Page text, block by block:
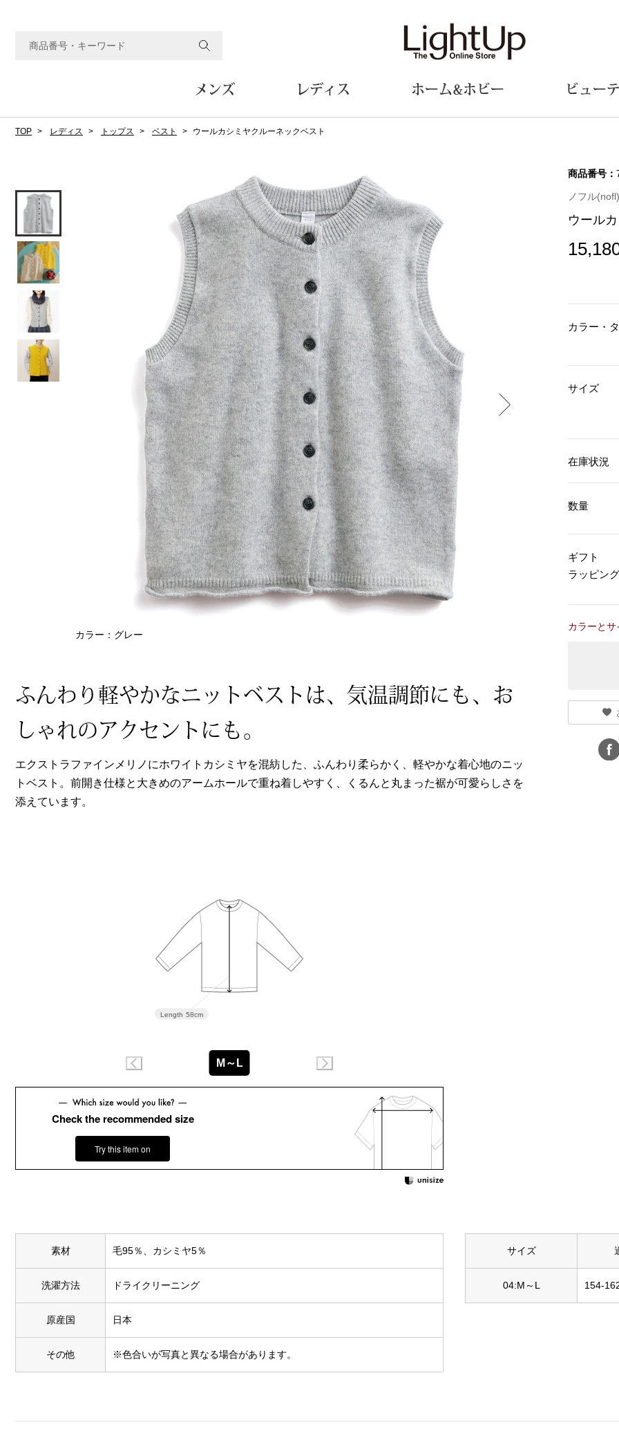
メンズ
ジャケット
コート
ブルゾン
その他
トップス
Tシャツ／カットソー
ポロシャツ
シャツ
トレーナー／パーカ
ルーム･アンダーウェア
ルームウェア／パジャマ
アンダーウェア
その他
バッグ
トートバッグ
ハンドバッグ
ショルダーバッグ
ブリーフケース
クラッチバッグ
ボディバッグ
リュック･バックパック
ボストンバッグ
スーツケース／キャリーバッグ
その他
シューズ
スリップオン
レースアップ
スニーカー
ブーツ
サンダル
その他
財布／コインケース
革小物
ポーチ
その他
ウオッチ／アクセサリー
ウオッチ
ネックレス
ブレスレット
その他
ファッション雑貨
帽子
ネクタイ
マフラー／スヌード
スカーフ／ストール
手袋
ベルト
靴下
サングラス／メガネ
傘／日傘
その他
和装
その他
その他
レディス
ジャケット
コート
ブルゾン
その他
トップス
Tシャツ／カットソー
ポロシャツ
シャツ／ブラウス
タンクトップ／キャミソール
ワンピース／チュニック
スカート
パンツ／スラックス
ワイド･ガウチョパンツ
レギンス／スパッツ
ショート･クロップドパンツ
その他
ルーム･アンダーウェア
ルームウェア／パジャマ
アンダーウェア
その他
バッグ
トートバッグ
ハンドバッグ
ショルダーバッグ
クラッチバッグ
ボディバッグ
リュック･バックパック
ボストンバッグ
スーツケース／キャリーバッグ
その他
スリップオン
レースアップ
パンプス
スニーカー
ブーツ
サンダル
その他
財布／小物
財布／コインケース
革小物
ポーチ
その他
ウオッチ／アクセサリー
ウオッチ
ネックレス
ブレスレット
リング
イヤリング／ピアス
ブローチ
その他
ファッシ
マフラー／
手袋
その他
ホーム&ホビー
テーブル／椅子･座椅子
収納家具
その他
ファブリック
クッション／座布団
ブランケット／ソファカバー
カーペット／ラグ／マット
寝具
カーテン／のれん／簾
インテリアアート･ルームアクセ
キッチン･テーブルウェア
テーブルウェア
調理器具
キッチン雑貨
その他
家電
生活家電
キッチン家電
AV機器
その他
ホビー･キッズ
ホビー／玩具
人形／ぬいぐるみ
光学機器
ステーショナリー
AVソフト／書籍／図録
アウトドア･スポーツ用品
その他
ビュー
ボディケア
ヘアケア
メイクアップ
フレグランス
その他
ワイン／ビール／酒
その他
TOP レディス トップス ベスト ウールカシミヤクルーネックベスト
カラー：グレー
ふんわり軽やかなニットベストは、気温調節にも、お
しゃれのアクセントにも。
エクストラファインメリノにホワイトカシミヤを混紡した、ふんわり柔らかく、軽やかな着心地のニッ
トベスト。前開き仕様と大きめのアームホールで重ね着しやすく、くるんと丸まった裾が可愛らしさを
添えています。
商品番号：
ノフル(nofl)
ウール
カラー・
サイズ
在庫状況
数量
ギフト
ラッピング
カラーと
Length 58cm
M～L
Check the recommended size
Try this item on
素材 毛95％、カシミヤ5％
洗濯方法 ドライクリーニング
原産国 日本
その他 ※色合いが写真と異なる場合があります。
サイズ
04:M～L 154-